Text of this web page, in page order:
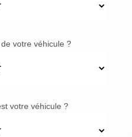
votre véhicule ?
votre véhicule ?